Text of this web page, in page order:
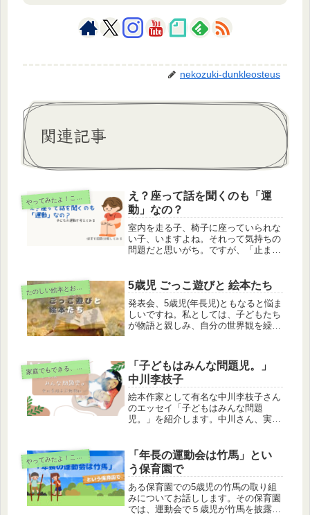
nekozuki-dunkleosteus
関連記事
や ってみたよ！こんな保育
え？座って話を聞くのも「運
動」なの？
室内を走る子、椅子に座っていられな
い子、いますよね。それって気持ちの
問題だと思いがち。ですが、「止まっ
したら、アプローチの仕方も変わって
くると思います。
た
のしい絵本とおもちゃ 5歳児 ごっこ遊びと 絵本たち
発表会、5歳児(年長児)ともなると悩ま
しいですね。私としては、子どもたち
が物語と親しみ、自分の世界観を繰り
創り上げられるようにもなってきます
しね。私が5歳児と楽しんできた物語
を紹介します。
家 庭でもできる、子どもとの関わり方
「子どもはみんな問題児。」
中川李枝子
絵本作家として有名な中川李枝子さん
のエッセイ「子どもはみんな問題
児。」を紹介します。中川さん、実は
った絵本なのです。子どもも親も支え
る中川さんの本をご紹介します。
や ってみたよ！こんな保育
「年長の運動会は竹馬」とい
う保育園で
ある保育園での5歳児の竹馬の取り組
みについてお話しします。その保育園
では、運動会で５歳児が竹馬を披露す